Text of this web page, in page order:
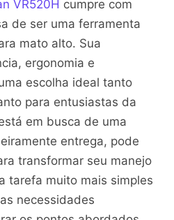
VR520H cumpre com
de ser uma ferramenta
mato alto. Sua
ergonomia e
escolha ideal tanto
para entusiastas da
em busca de uma
entrega, pode
transformar seu manejo
tarefa muito mais simples
necessidades